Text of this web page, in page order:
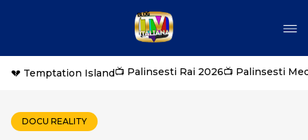
💔 Temptation Island📺 Palinsesti Rai 2026📺 Palinsesti
DOCU REALITY